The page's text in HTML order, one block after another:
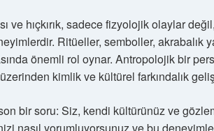
ve hıçkırık, sadece fizyolojik olaylar
Ritüeller, semboller, akrabalık
önemli rol oynar. Antropolojik bir
kimlik ve kültürel farkındalık
bir soru: Siz, kendi kültürünüz ve